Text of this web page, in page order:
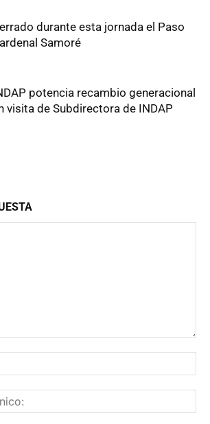
durante esta jornada el Paso
Samoré
potencia recambio generacional
visita de Subdirectora de INDAP